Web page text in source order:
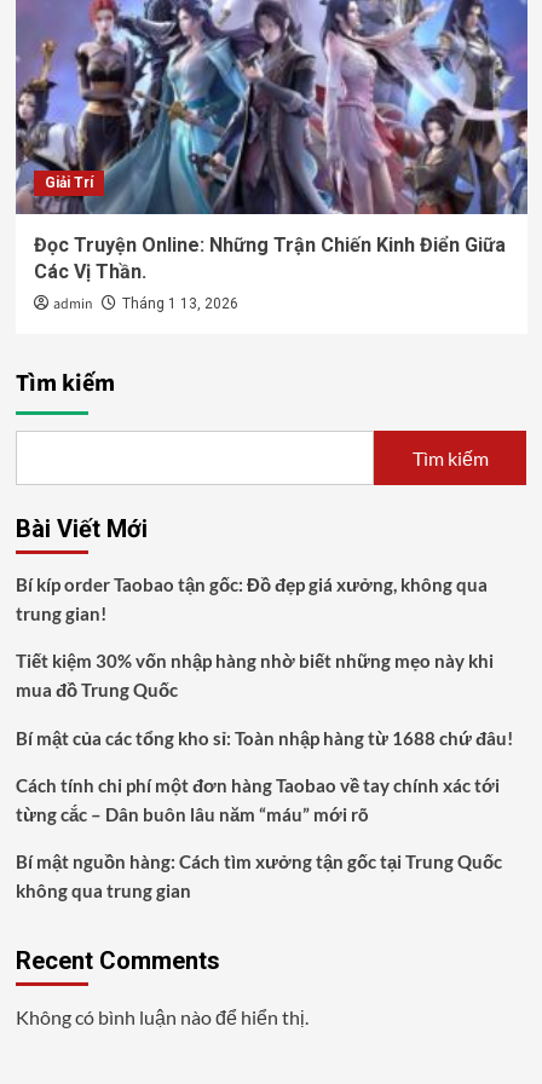
Giải Trí
Đọc Truyện Online: Những Trận Chiến Kinh Điển Giữa
Các Vị Thần.
admin Tháng 1 13, 2026
Tìm kiếm
Tìm kiếm
Bài Viết Mới
Bí kíp order Taobao tận gốc: Đồ đẹp giá xưởng, không qua
trung gian!
Tiết kiệm 30% vốn nhập hàng nhờ biết những mẹo này khi
mua đồ Trung Quốc
Bí mật của các tổng kho sỉ: Toàn nhập hàng từ 1688 chứ đâu!
Cách tính chi phí một đơn hàng Taobao về tay chính xác tới
từng cắc – Dân buôn lâu năm “máu” mới rõ
Bí mật nguồn hàng: Cách tìm xưởng tận gốc tại Trung Quốc
không qua trung gian
Recent Comments
Không có bình luận nào để hiển thị.